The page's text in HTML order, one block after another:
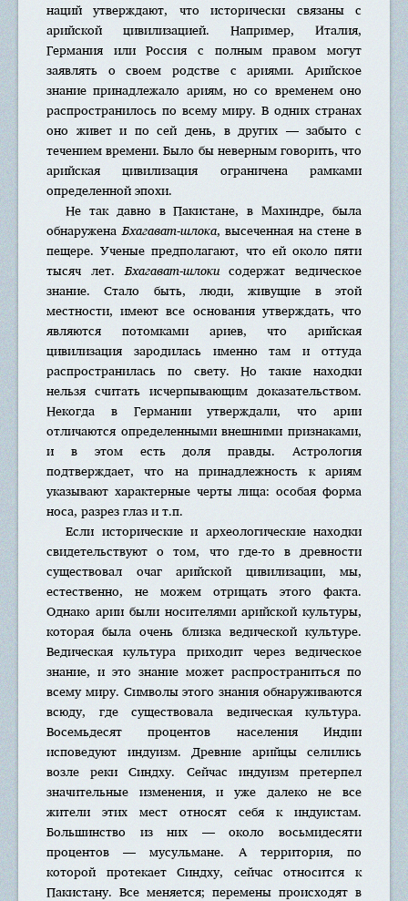
наций утверждают, что исторически связаны с
арийской цивилизацией. Например, Италия,
Германия или Россия с полным правом могут
заявлять о своем родстве с ариями. Арийское
знание принадлежало ариям, но со временем оно
распространилось по всему миру. В одних странах
оно живет и по сей день, в других — забыто с
течением времени. Было бы неверным говорить, что
арийская цивилизация ограничена рамками
определенной эпохи.
Не так давно в Пакистане, в Махиндре, была
обнаруженаБхагават-шлока, высеченная на стене в
пещере. Ученые предполагают, что ей около пяти
тысяч лет.Бхагават-шлокисодержат ведическое
знание. Стало быть, люди, живущие в этой
местности, имеют все основания утверждать, что
являются потомками ариев, что арийская
цивилизация зародилась именно там и оттуда
распространилась по свету. Но такие находки
нельзя считать исчерпывающим доказательством.
Некогда в Германии утверждали, что арии
отличаются определенными внешними признаками,
и в этом есть доля правды. Астрология
подтверждает, что на принадлежность к ариям
указывают характерные черты лица: особая форма
носа, разрез глаз и т.п.
Если исторические и археологические находки
свидетельствуют о том, что где-то в древности
существовал очаг арийской цивилизации, мы,
естественно, не можем отрицать этого факта.
Однако арии были носителями арийской культуры,
которая была очень близка ведической культуре.
Ведическая культура приходит через ведическое
знание, и это знание может распространиться по
всему миру. Символы этого знания обнаруживаются
всюду, где существовала ведическая культура.
Восемьдесят процентов населения Индии
исповедуют индуизм. Древние арийцы селились
возле реки Синдху. Сейчас индуизм претерпел
значительные изменения, и уже далеко не все
жители этих мест относят себя к индуистам.
Большинство из них — около восьмидесяти
процентов — мусульмане. А территория, по
которой протекает Синдху, сейчас относится к
Пакистану. Все меняется; перемены происходят в